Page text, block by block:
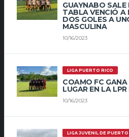
GUAYNABO
TABLA VENCIÓ A
DOS GOLES A
MASCULINA
10/16/2023
LIGA PUERTO RICO
COAMO FC
LUGAR EN LA
10/16/2023
LIGA JUVENIL DE PUERTO